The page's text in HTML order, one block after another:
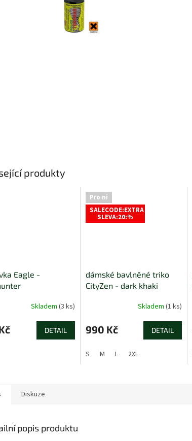
produkty
Eagle -
Skladem (3 ks)
DETAIL
Pro ni
SALECODE:EXTRA
SLEVA:20:%
dámské bavlněné triko
CityZen - dark khaki
Skladem (1 ks)
990 Kč DETAIL
S M L 2XL
Diskuze
popis produktu